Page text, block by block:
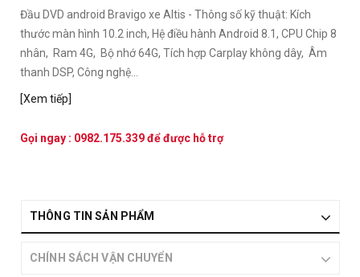
Đầu DVD android Bravigo xe Altis - Thông số kỹ thuật: Kích
thước màn hình 10.2 inch, Hệ điều hành Android 8.1, CPU Chip 8
nhân, Ram 4G, Bộ nhớ 64G, Tích hợp Carplay không dây, Âm
thanh DSP, Công nghệ...
[Xem tiếp]
Gọi ngay : 0982.175.339để được hỗ trợ
THÔNG TIN SẢN PHẨM
CHÍNH SÁCH VẬN CHUYỂN